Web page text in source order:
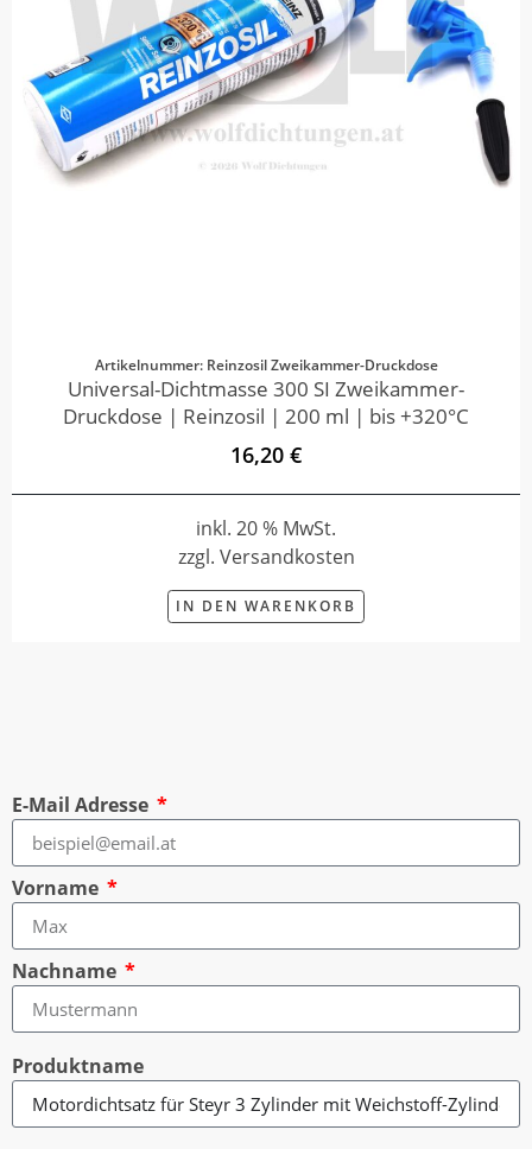
Artikelnummer: Reinzosil Zweikammer-Druckdose
Universal-Dichtmasse 300 SI Zweikammer-
Druckdose | Reinzosil | 200 ml | bis +320°C
16,20 €
inkl. 20 % MwSt.
zzgl. Versandkosten
IN DEN WARENKORB
E-Mail Adresse
Vorname
Nachname
Produktname